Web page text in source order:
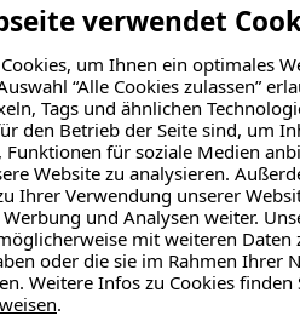
verwendet
um Ihnen ein optimales
“Alle Cookies zulassen”
Tags und ähnlichen
den Betrieb der Seite sind, um
Funktionen für soziale Medien
Website zu analysieren.
Ihrer Verwendung unserer
und Analysen weiter.
mit weiteren Daten
oder die sie im Rahmen Ihrer
Weitere Infos zu Cookies finden
.